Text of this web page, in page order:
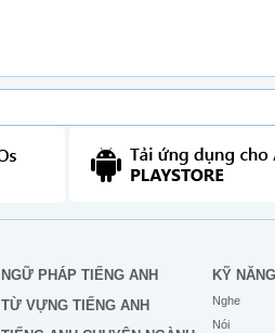
NGỮ PHÁP TIẾNG ANH
TỪ VỰNG TIẾNG ANH
KỸ NĂNG
Nghe
Nói